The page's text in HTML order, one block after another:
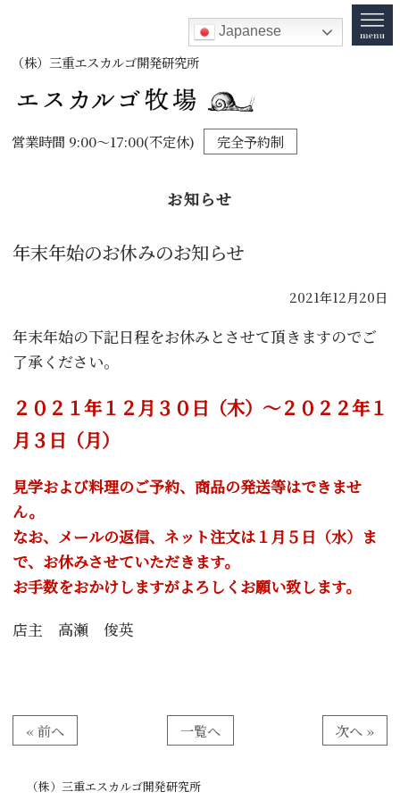
（株）三重エスカルゴ開発研究所
営業時間 9:00～17:00(不定休) 完全予約制
Japanese
お知らせ
年末年始のお休みのお知らせ
2021年12月20日
年末年始の下記日程をお休みとさせて頂きますのでご
了承ください。
２０２１年１２月３０日（木）～２０２２年１
月３日（月）
見学および料理のご予約、商品の発送等はできませ
ん。
なお、メールの返信、ネット注文は１月５日（水）ま
で、お休みさせていただきます。
お手数をおかけしますがよろしくお願い致します。
店主 高瀬 俊英
« 前へ 一覧へ 次へ »
（株）三重エスカルゴ開発研究所